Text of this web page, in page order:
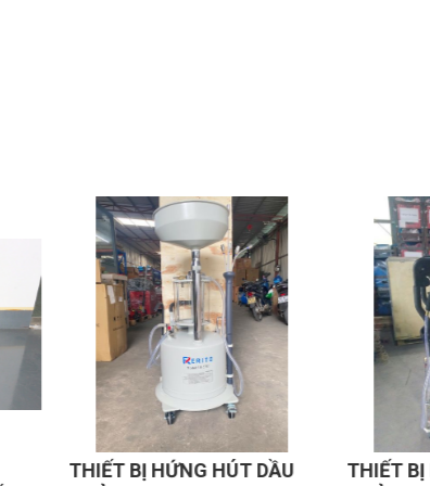
THIẾT BỊ HỨNG HÚT DẦU
THIẾT BỊ